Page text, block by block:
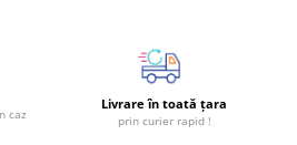
caz
Livrare în toată țara
prin curier rapid !